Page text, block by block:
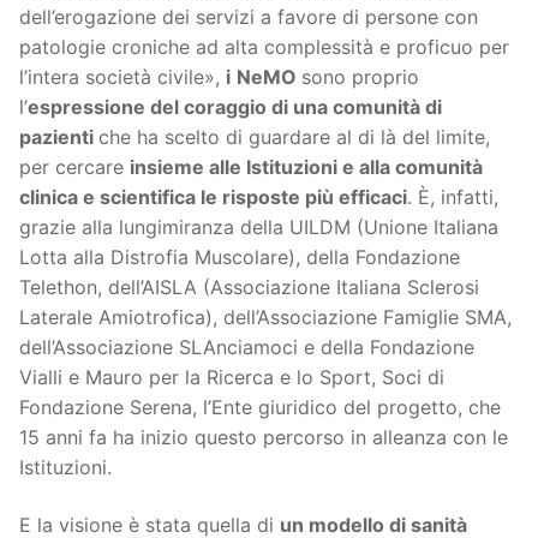
dell’erogazione dei servizi a favore di persone con
patologie croniche ad alta complessità e proficuo per
l’intera società civile», i NeMO sono proprio
l’espressione del coraggio di una comunità di
pazienti che ha scelto di guardare al di là del limite,
per cercare insieme alle Istituzioni e alla comunità
clinica e scientifica le risposte più efficaci. È, infatti,
grazie alla lungimiranza della UILDM (Unione Italiana
Lotta alla Distrofia Muscolare), della Fondazione
Telethon, dell’AISLA (Associazione Italiana Sclerosi
Laterale Amiotrofica), dell’Associazione Famiglie SMA,
dell’Associazione SLAnciamoci e della Fondazione
Vialli e Mauro per la Ricerca e lo Sport, Soci di
Fondazione Serena, l’Ente giuridico del progetto, che
15 anni fa ha inizio questo percorso in alleanza con le
Istituzioni.
E la visione è stata quella di un modello di sanità